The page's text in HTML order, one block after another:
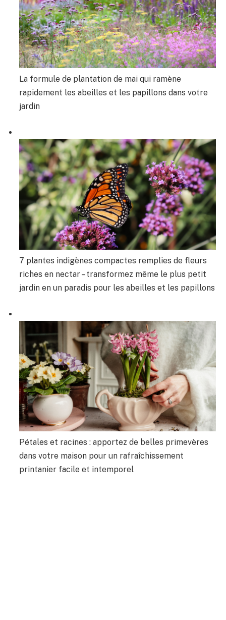
La formule de plantation de mai qui ramène
rapidement les abeilles et les papillons dans votre
jardin
7 plantes indigènes compactes remplies de fleurs
riches en nectar – transformez même le plus petit
jardin en un paradis pour les abeilles et les papillons
Pétales et racines : apportez de belles primevères
dans votre maison pour un rafraîchissement
printanier facile et intemporel